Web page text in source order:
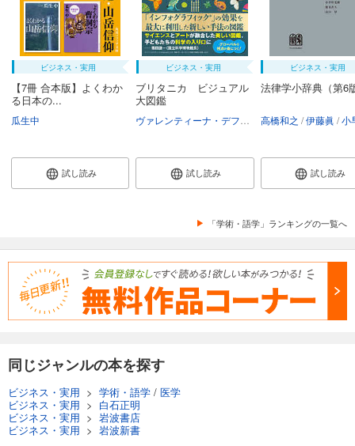
ビジネス・実用
【7冊 合本版】よくわか
る日本の...
瓜生中
試し読み
ビジネス・実用
ブリタニカ ビジュアル
大図鑑
ヴァレンティーナ・デフィリーポ アンドリュー・
試し読み
ビジネス・実用
法律学小辞典（第6
高橋和之 伊藤眞 小早川
試し読み
「学術・語学」ランキングの一覧へ
同じジャンルの本を探す
ビジネス・実用 > 学術・語学 / 医学
ビジネス・実用 > 白石正明
ビジネス・実用 > 岩波書店
ビジネス・実用 > 岩波新書